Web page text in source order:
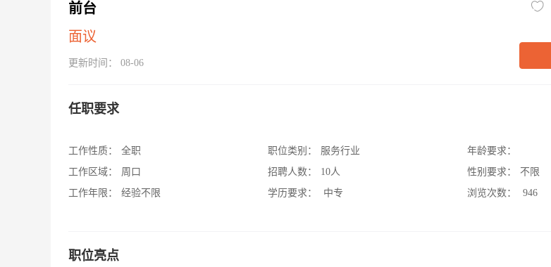
前台
面议
更新时间： 08-06
任职要求
工作性质：
全职
工作区域：
周口
工作年限：
经验不限
职位类别：
服务行业
招聘人数：
10人
学历要求：
中专
年龄要求：
性别要求：
不限
浏览次数：
946
职位亮点